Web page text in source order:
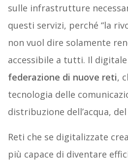
sulle infrastrutture
questi servizi, perché “la
non vuol dire solamente
accessibile a tutti. Il digitale
federazione di nuove reti,
tecnologia delle
distribuzione dell’acqua, del
Reti che se digitalizzate
più capace di diventare